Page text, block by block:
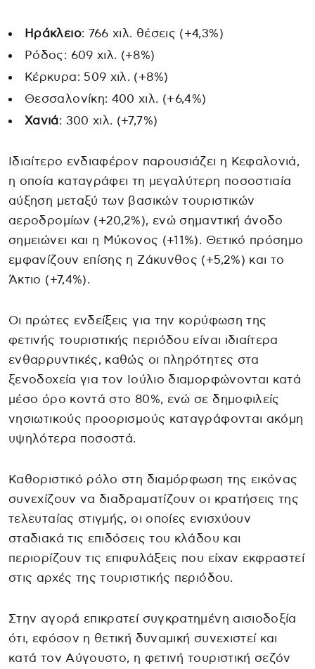
Ηράκλειο: 766 χιλ. θέσεις (+4,3%)
Ρόδος: 609 χιλ. (+8%)
Κέρκυρα: 509 χιλ. (+8%)
Θεσσαλονίκη: 400 χιλ. (+6,4%)
Χανιά: 300 χιλ. (+7,7%)
Ιδιαίτερο ενδιαφέρον παρουσιάζει η Κεφαλονιά,
η οποία καταγράφει τη μεγαλύτερη ποσοστιαία
αύξηση μεταξύ των βασικών τουριστικών
αεροδρομίων (+20,2%), ενώ σημαντική άνοδο
σημειώνει και η Μύκονος (+11%). Θετικό πρόσημο
εμφανίζουν επίσης η Ζάκυνθος (+5,2%) και το
Άκτιο (+7,4%).
Οι πρώτες ενδείξεις για την κορύφωση της
φετινής τουριστικής περιόδου είναι ιδιαίτερα
ενθαρρυντικές, καθώς οι πληρότητες στα
ξενοδοχεία για τον Ιούλιο διαμορφώνονται κατά
μέσο όρο κοντά στο 80%, ενώ σε δημοφιλείς
νησιωτικούς προορισμούς καταγράφονται ακόμη
υψηλότερα ποσοστά.
Καθοριστικό ρόλο στη διαμόρφωση της εικόνας
συνεχίζουν να διαδραματίζουν οι κρατήσεις της
τελευταίας στιγμής, οι οποίες ενισχύουν
σταδιακά τις επιδόσεις του κλάδου και
περιορίζουν τις επιφυλάξεις που είχαν εκφραστεί
στις αρχές της τουριστικής περιόδου.
Στην αγορά επικρατεί συγκρατημένη αισιοδοξία
ότι, εφόσον η θετική δυναμική συνεχιστεί και
κατά τον Αύγουστο, η φετινή τουριστική σεζόν